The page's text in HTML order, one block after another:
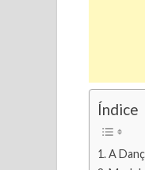
Índice
A